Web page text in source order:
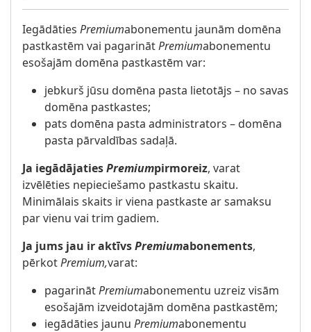
Iegādāties Premiumabonementu jaunām domēna
pastkastēm vai pagarinātPremiumabonementu
esošajām domēna pastkastēm var:
jebkurš jūsu domēna pasta lietotājs – no savas
domēna pastkastes;
pats domēna pasta administrators – domēna
pasta pārvaldības sadaļā.
Ja iegādājatiesPremiumpirmoreiz, varat
izvēlēties nepieciešamo pastkastu skaitu.
Minimālais skaits ir viena pastkaste ar samaksu
par vienu vai trim gadiem.
Ja jums jau ir aktīvsPremiumabonements,
pērkotPremium,varat:
pagarinātPremiumabonementu uzreiz visām
esošajām izveidotajām domēna pastkastēm;
iegādāties jaunu Premiumabonementu